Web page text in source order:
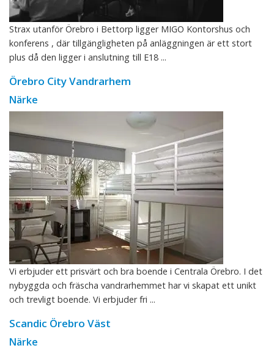
Strax utanför Örebro i Bettorp ligger MIGO Kontorshus och
konferens , där tillgängligheten på anläggningen är ett stort
plus då den ligger i anslutning till E18 ...
Örebro City Vandrarhem
Närke
Vi erbjuder ett prisvärt och bra boende i Centrala Örebro. I det
nybyggda och fräscha vandrarhemmet har vi skapat ett unikt
och trevligt boende. Vi erbjuder fri ...
Scandic Örebro Väst
Närke